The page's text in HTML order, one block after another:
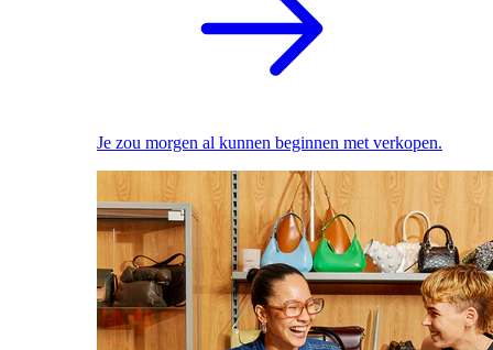
Je zou morgen al kunnen beginnen met verkopen.